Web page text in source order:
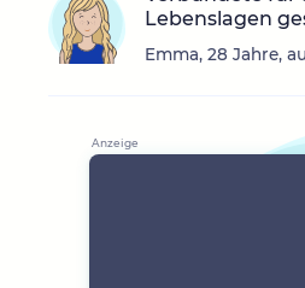
Lebenslagen
Emma, 28 Jahre,